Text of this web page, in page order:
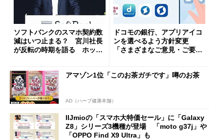
ソフトバンクのスマホ契約数
減はいつ止まる？ 宮川社長
が反転の時期を語る ホッピ
ドコモの銀行、アプリアイコ
ンを選べるよう方針変更
「さまざまなご意見・ご要望
アマゾン1位「このお茶ガチです」噂のお茶
AD（ハーブ健康本舗）
IIJmioの「スマホ大特価セール」に「Galaxy
Z8」シリーズ3機種が登場 「moto g37j」や
「OPPO Find X9 Ultra」も